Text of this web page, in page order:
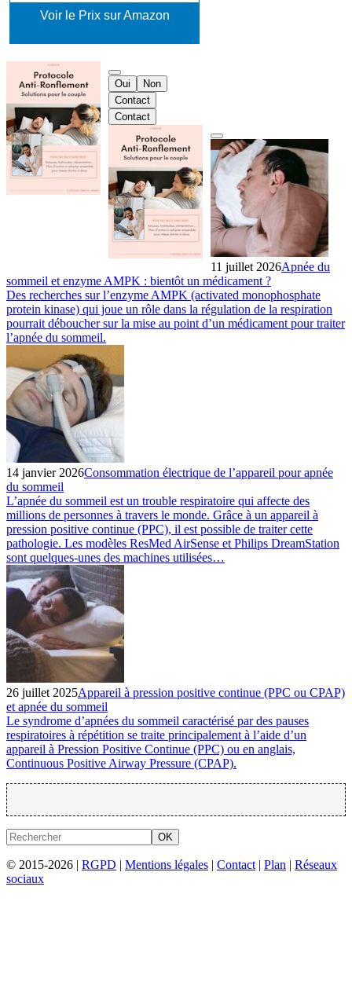
Voir le Prix sur Amazon
Oui
Non
Contact
Contact
11 juillet 2026Apnée du
sommeil et enzyme AMPK : bientôt un médicament ?
Des recherches sur l’enzyme AMPK (activated monophosphate
protein kinase) qui joue un rôle dans la régulation de la respiration
pourrait déboucher sur la mise au point d’un médicament pour traiter
l’apnée du sommeil.
14 janvier 2026Consommation électrique de l’appareil pour apnée
du sommeil
L’apnée du sommeil est un trouble respiratoire qui affecte des
millions de personnes à travers le monde. Grâce à un appareil à
pression positive continue (PPC), il est possible de traiter cette
pathologie. Les modèles ResMed AirSense et Philips DreamStation
sont quelques-unes des machines utilisées…
26 juillet 2025Appareil à pression positive continue (PPC ou CPAP)
et apnée du sommeil
Le syndrome d’apnées du sommeil caractérisé par des pauses
respiratoires à répétition se traite principalement à l’aide d’un
appareil à Pression Positive Continue (PPC) ou en anglais,
Continuous Positive Airway Pressure (CPAP).
OK
© 2015-2026 | RGPD | Mentions légales | Contact | Plan | Réseaux
sociaux